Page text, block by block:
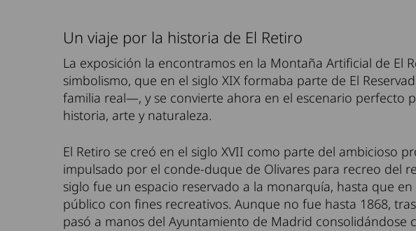
Un viaje por la historia de El Retiro
La exposición la encontramos en la Montaña Artificial de El
simbolismo, que en el siglo XIX formaba parte de El
familia real—, y se convierte ahora en el escenario perfecto
historia, arte y naturaleza.
El Retiro se creó en el siglo XVII como parte del ambicioso
impulsado por el conde-duque de Olivares para recreo del
siglo fue un espacio reservado a la monarquía, hasta que
público con fines recreativos. Aunque no fue hasta 1868,
pasó a manos del Ayuntamiento de Madrid consolidándose